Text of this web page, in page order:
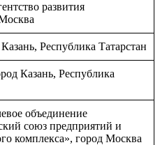
развития
Республика Татарстан
Казань, Республика
объединение
союз предприятий и
комплекса», город Москва